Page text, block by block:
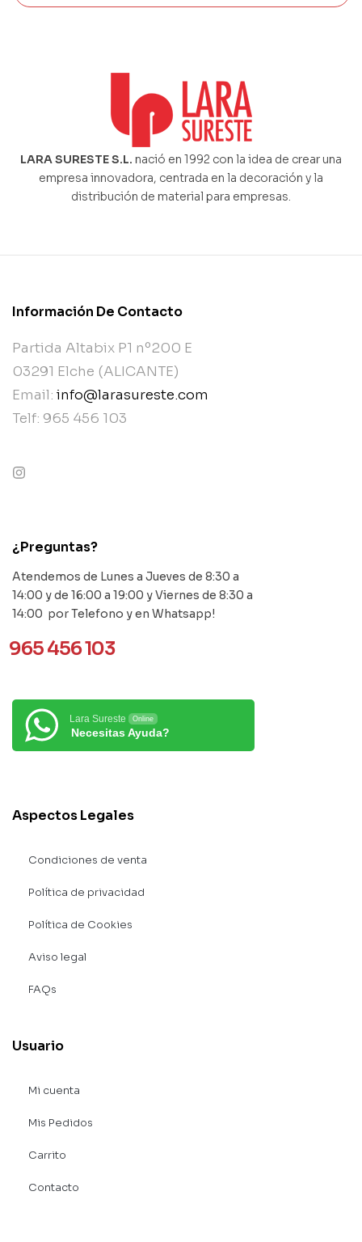
LARA SURESTE S.L. nació en 1992 con la idea de crear una
empresa innovadora, centrada en la decoración y la
distribución de material para empresas.
Información De Contacto
Partida Altabix P1 nº200 E
03291 Elche (ALICANTE)
Email: info@larasureste.com
Telf: 965 456 103
¿Preguntas?
Atendemos de Lunes a Jueves de 8:30 a
14:00 y de 16:00 a 19:00 y Viernes de 8:30 a
14:00 por Telefono y en Whatsapp!
965 456 103
Lara Sureste Online
Necesitas Ayuda?
Aspectos Legales
Condiciones de venta
Política de privacidad
Política de Cookies
Aviso legal
FAQs
Usuario
Mi cuenta
Mis Pedidos
Carrito
Contacto